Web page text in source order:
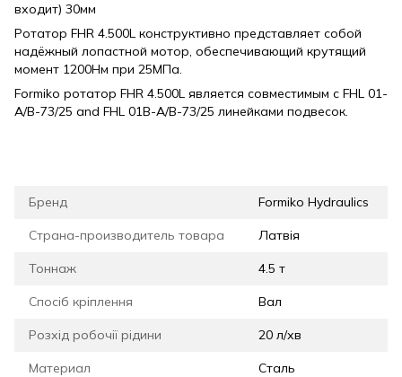
входит) 30мм
Ротатор FHR 4.500L конструктивно представляет собой
надёжный лопастной мотор, обеспечивающий крутящий
момент 1200Нм при 25МПа.
Formiko ротатор FHR 4.500L является совместимым с FHL 01-
A/B-73/25 and FHL 01B-A/B-73/25 линейками подвесок.
Бренд Formiko Hydraulics
Страна-производитель товара Латвія
Тоннаж 4.5 т
Спосіб кріплення Вал
Розхід робочії рідини 20 л/хв
Материал Сталь